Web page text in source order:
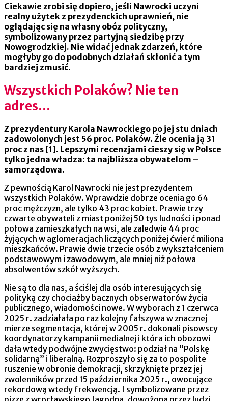
Ciekawie zrobi się dopiero, jeśli Nawrocki uczyni
realny użytek z prezydenckich uprawnień, nie
oglądając się na własny obóz polityczny,
symbolizowany przez partyjną siedzibę przy
Nowogrodzkiej. Nie widać jednak zdarzeń, które
mogłyby go do podobnych działań skłonić a tym
bardziej zmusić.
Wszystkich Polaków? Nie ten
adres…
Z prezydentury Karola Nawrockiego po jej stu dniach
zadowolonych jest 56 proc. Polaków. Źle ocenia ją 31
proc z nas [1]. Lepszymi recenzjami cieszy się w Polsce
tylko jedna władza: ta najbliższa obywatelom –
samorządowa.
Z pewnością Karol Nawrocki nie jest prezydentem
wszystkich Polaków. Wprawdzie dobrze ocenia go 64
proc mężczyzn, ale tylko 43 proc kobiet. Prawie trzy
czwarte obywateli z miast poniżej 50 tys ludności i ponad
połowa zamieszkałych na wsi, ale zaledwie 44 proc
żyjących w aglomeracjach liczących poniżej ćwierć miliona
mieszkańców. Prawie dwie trzecie osób z wykształceniem
podstawowym i zawodowym, ale mniej niż połowa
absolwentów szkół wyższych.
Nie są to dla nas, a ściślej dla osób interesujących się
polityką czy chociażby bacznych obserwatorów życia
publicznego, wiadomości nowe. W wyborach z 1 czerwca
2025 r. zadziałała po raz kolejny fałszywa w znacznej
mierze segmentacja, której w 2005 r. dokonali pisowscy
koordynatorzy kampanii medialnej i która ich obozowi
dała wtedy podwójne zwycięstwo: podział na “Polskę
solidarną” i liberalną. Rozproszyło się za to pospolite
ruszenie w obronie demokracji, skrzyknięte przez jej
zwolenników przed 15 października 2025 r., owocujące
rekordową wtedy frekwencją. I symbolizowane przez